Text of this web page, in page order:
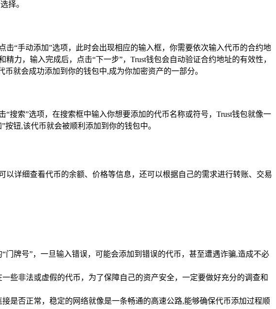
择。
“手动添加”选项，此时会出现相应的输入框，你需要依次输入代币的合约地
力，输入完成后，点击“下一步”，Trust钱包会自动验证合约地址的有效性，
就会成功添加到你的钱包中,成为你加密资产的一部分。
搜索”选项，在搜索框中输入你想要添加的代币名称或符号，Trust钱包就像一
钮,该代币就会被顺利添加到你的钱包中。
详细查看代币的余额、价格等信息，还可以根据自己的需求进行转账、交易
牌号”，一旦输入错误，可能会添加到错误的代币，甚至遭遇诈骗,造成不必
些非法或虚假的代币，为了保障自己的资产安全，一定要做好充分的调查和
是否正常，稳定的网络就像是一条畅通的高速公路,能够确保代币添加过程顺